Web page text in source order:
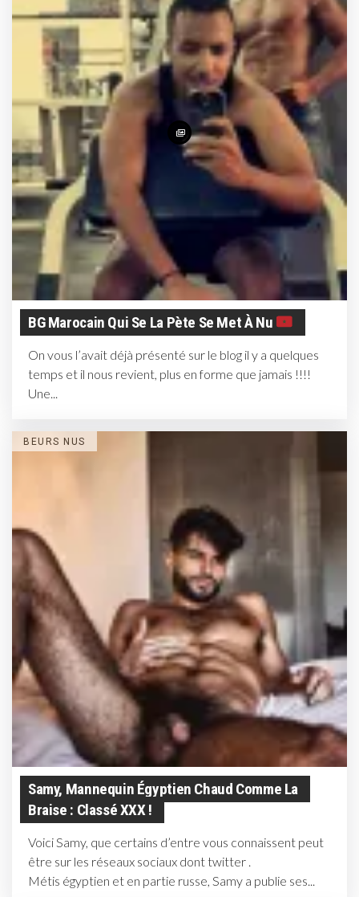
BG Marocain Qui Se La Pète Se Met À Nu
On vous l’avait déjà présenté sur le blog il y a quelques
temps et il nous revient, plus en forme que jamais !!!!
Une...
BEURS NUS
Samy, Mannequin Égyptien Chaud Comme La
Braise : Classé XXX !
Voici Samy, que certains d’entre vous connaissent peut
être sur les réseaux sociaux dont twitter .
Métis égyptien et en partie russe, Samy a publie ses...